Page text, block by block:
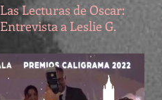
Las Lecturas de Oscar:
Entrevista a Leslie G.